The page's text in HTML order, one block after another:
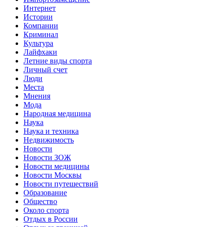
Интернет
Истории
Компании
Криминал
Культура
Лайфхаки
Летние виды спорта
Личный счет
Люди
Места
Мнения
Мода
Народная медицина
Наука
Наука и техника
Недвижимость
Новости
Новости ЗОЖ
Новости медицины
Новости Москвы
Новости путешествий
Образование
Общество
Около спорта
Отдых в России